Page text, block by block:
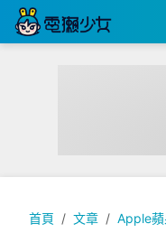
首頁 文章 Apple蘋
跟蘋果打對台? 傳微